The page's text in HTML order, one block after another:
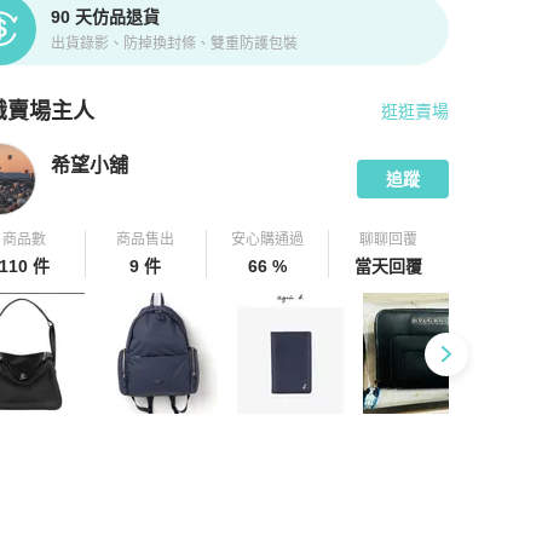
90 天仿品退貨
出貨錄影、防掉換封條、雙重防護包裝
賣場主人
拍拍圈嚴選賣家
逛逛賣場
希望小舖
追蹤
商品數
件
商品售出
9 件
安心購通過
66 %
聊聊回覆
當天回覆